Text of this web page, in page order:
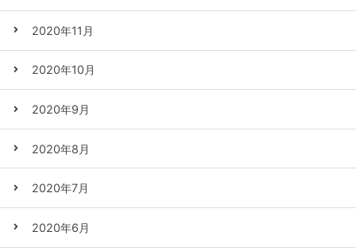
2020年11月
2020年10月
2020年9月
2020年8月
2020年7月
2020年6月